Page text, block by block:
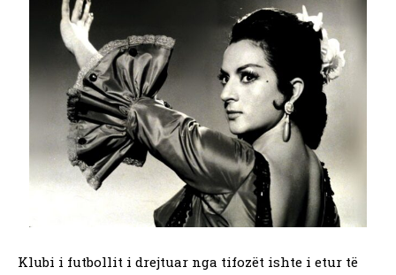
Klubi i futbollit i drejtuar nga tifozët ishte i etur të